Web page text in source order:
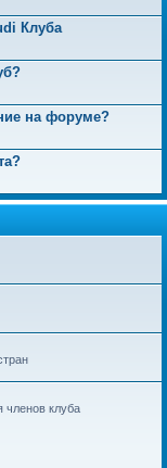
Клуба
на форуме?
членов клуба